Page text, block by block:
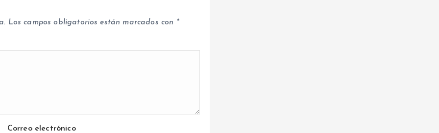
Los campos obligatorios están marcados con *
Correo electrónico